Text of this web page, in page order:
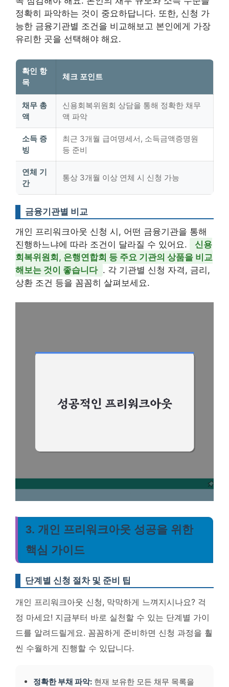
정확히 파악하는 것이 중요하답니다. 또한, 신청 가
능한 금융기관별 조건을 비교해보고 본인에게 가장
유리한 곳을 선택해야 해요.
확인 항
목
체크 포인트
채무 총
액
신용회복위원회 상담을 통해 정확한 채무
액 파악
소득 증
빙
최근 3개월 급여명세서, 소득금액증명원
등 준비
연체 기
간
통상 3개월 이상 연체 시 신청 가능
금융기관별 비교
개인 프리워크아웃 신청 시, 어떤 금융기관을 통해
진행하느냐에 따라 조건이 달라질 수 있어요.
신용
회복위원회, 은행연합회 등 주요 기관의 상품을 비교
해보는 것이 좋습니다 . 각 기관별 신청 자격, 금리,
상환 조건 등을 꼼꼼히 살펴보세요.
3. 개인 프리워크아웃 성공을 위한
핵심 가이드
단계별 신청 절차 및 준비 팁
개인 프리워크아웃 신청, 막막하게 느껴지시나요? 걱
정 마세요! 지금부터 바로 실천할 수 있는 단계별 가이
드를 알려드릴게요. 꼼꼼하게 준비하면 신청 과정을 훨
씬 수월하게 진행할 수 있답니다.
정확한 부채 파악: 현재 보유한 모든 채무 목록을